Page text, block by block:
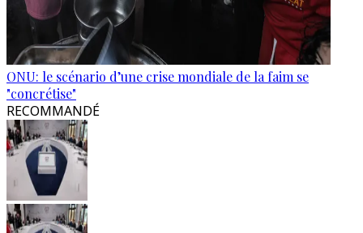
ONU: le scénario d’une crise mondiale de la faim se
"concrétise"
RECOMMANDÉ